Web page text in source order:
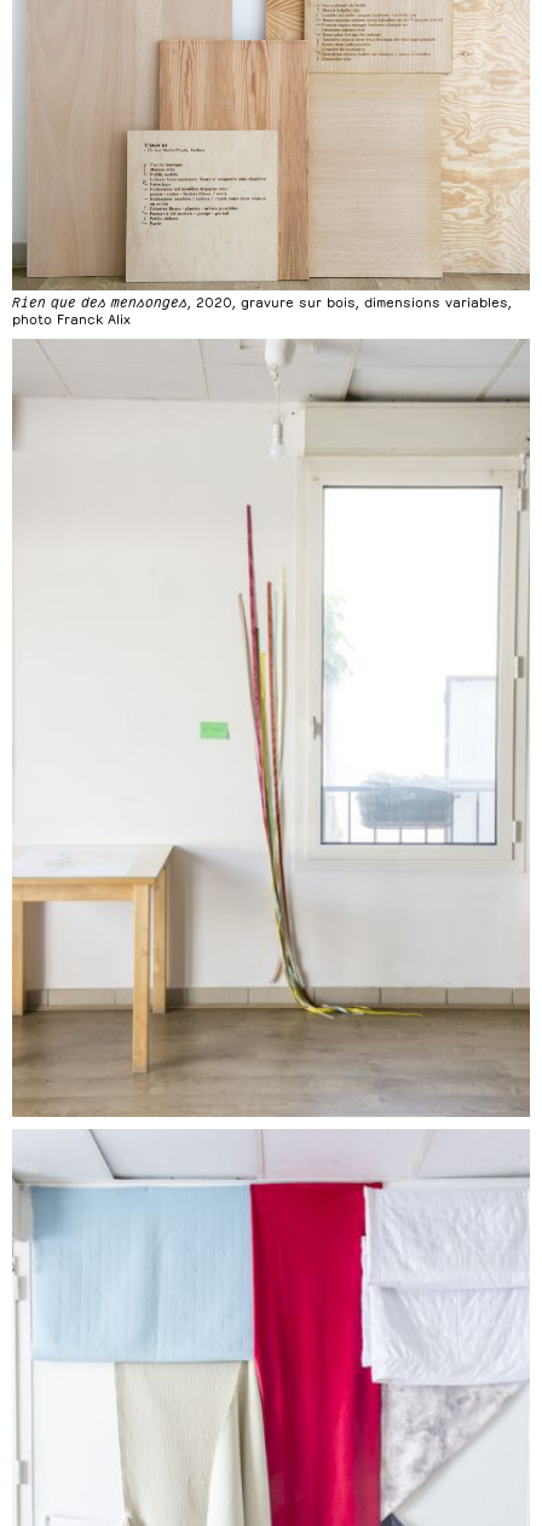
Rien que des mensonges , 2020, gravure sur bois, dimensions variables,
photo Franck Alix